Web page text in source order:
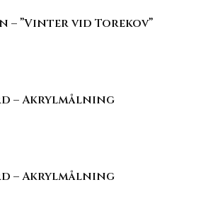
– ”Vinter vid Torekov”
– Akrylmålning
– Akrylmålning